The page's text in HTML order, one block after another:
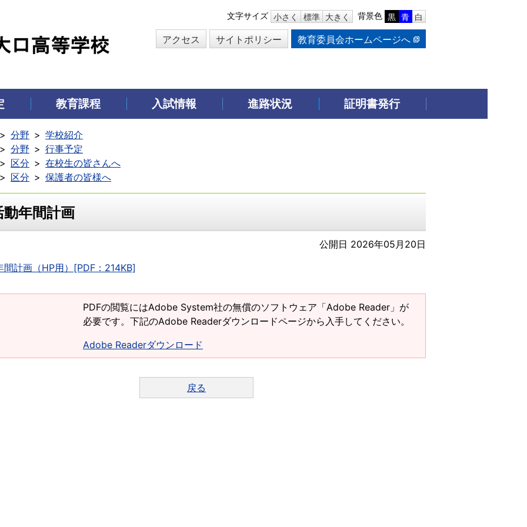
本
文
へ
文字サイズ 小さく 標準 大きく 背景色 黒 青 白
アクセス サイトポリシー 教育委員会ホームページへ
教育課程 入試情報 進路状況 証明書発行
分野
学校紹介
分野
行事予定
区分
在校生の皆さんへ
区分
保護者の皆様へ
動年間計画
公開日 2026年05月20日
間計画（HP用）[PDF：214KB]
PDFの閲覧にはAdobe System社の無償のソフトウェア「Adobe Reader」が
必要です。下記のAdobe Readerダウンロードページから入手してください。
Adobe Readerダウンロード
戻る